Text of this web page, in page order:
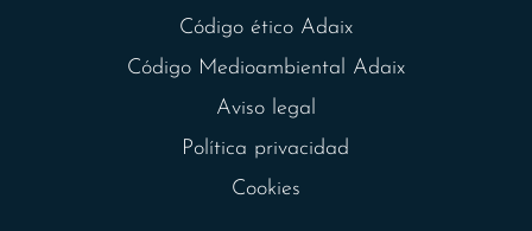
Código ético Adaix
Código Medioambiental Adaix
Aviso legal
Política privacidad
Cookies